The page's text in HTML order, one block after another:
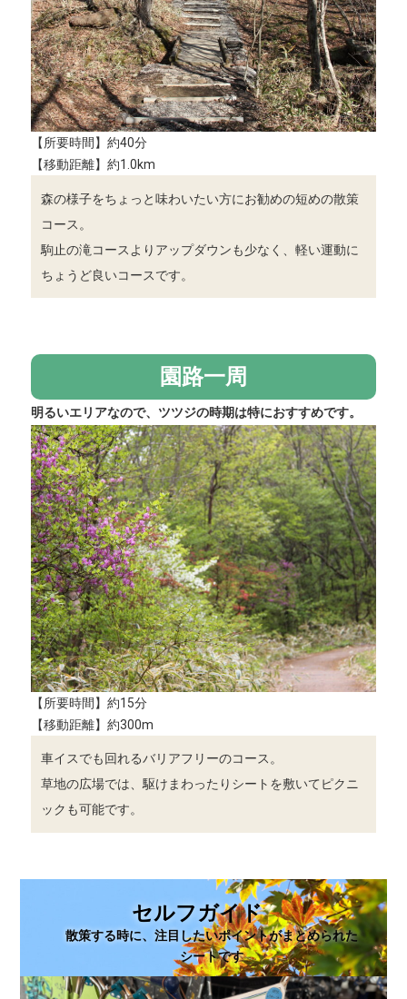
【所要時間】約40分
【移動距離】約1.0km
森の様子をちょっと味わいたい方にお勧めの短めの散策
コース。
駒止の滝コースよりアップダウンも少なく、軽い運動に
ちょうど良いコースです。
園路一周
明るいエリアなので、ツツジの時期は特におすすめです。
【所要時間】約15分
【移動距離】約300m
車イスでも回れるバリアフリーのコース。
草地の広場では、駆けまわったりシートを敷いてピクニ
ックも可能です。
セルフガイド
散策する時に、注目したいポイントがまとめられた
シートです